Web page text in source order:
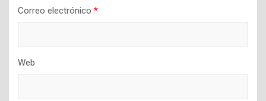
Correo electrónico *
Web